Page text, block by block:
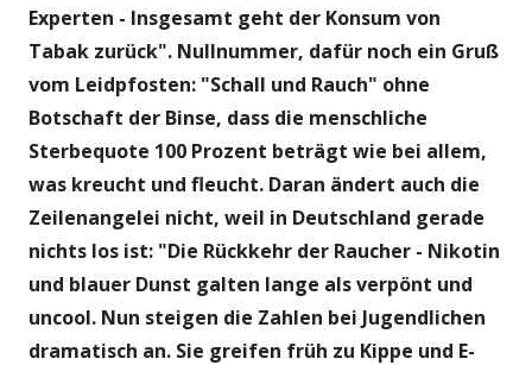
Experten - Insgesamt geht der Konsum von
Tabak zurück". Nullnummer, dafür noch ein Gruß
vom Leidpfosten: "Schall und Rauch" ohne
Botschaft der Binse, dass die menschliche
Sterbequote 100 Prozent beträgt wie bei allem,
was kreucht und fleucht. Daran ändert auch die
Zeilenangelei nicht, weil in Deutschland gerade
nichts los ist: "Die Rückkehr der Raucher - Nikotin
und blauer Dunst galten lange als verpönt und
uncool. Nun steigen die Zahlen bei Jugendlichen
dramatisch an. Sie greifen früh zu Kippe und E-